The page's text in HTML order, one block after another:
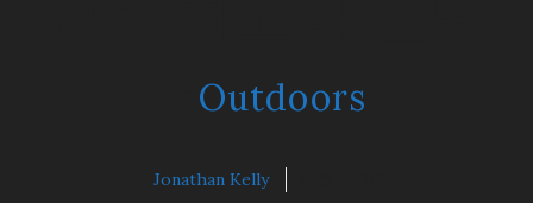
Outdoors
Jonathan Kelly